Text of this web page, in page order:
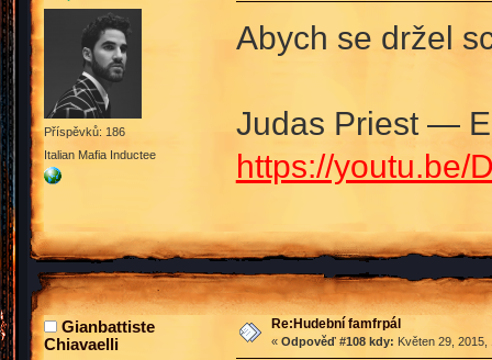
Příspěvků: 186
Italian Mafia Inductee
Abych se držel
Judas Priest —
https://youtu.be/
Gianbattiste
Chiavaelli
Re:Hudební famfrpál
« Odpověď #108 kdy: Květen 29, 2015,